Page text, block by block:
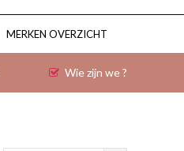
MERKEN OVERZICHT
Wie zijn we ?